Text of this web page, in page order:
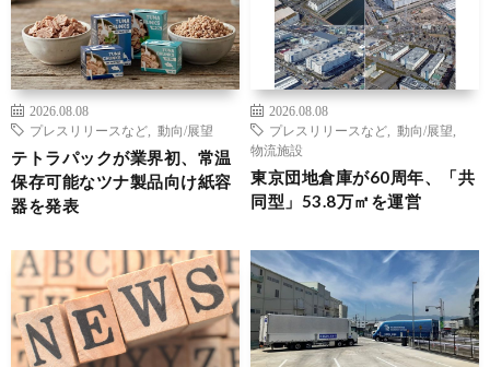
2026.08.08
プレスリリースなど
動向/展望
テトラパックが業界初、常温
保存可能なツナ製品向け紙容
器を発表
2026.08.08
プレスリリースなど
動向/展望
物流施設
東京団地倉庫が60周年、「共
同型」53.8万㎡を運営